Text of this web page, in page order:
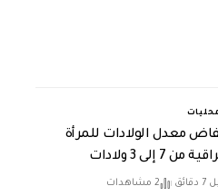
معدل الولادات للمرأة
من 7 إلى 3 ولادات
2 مشاهدات